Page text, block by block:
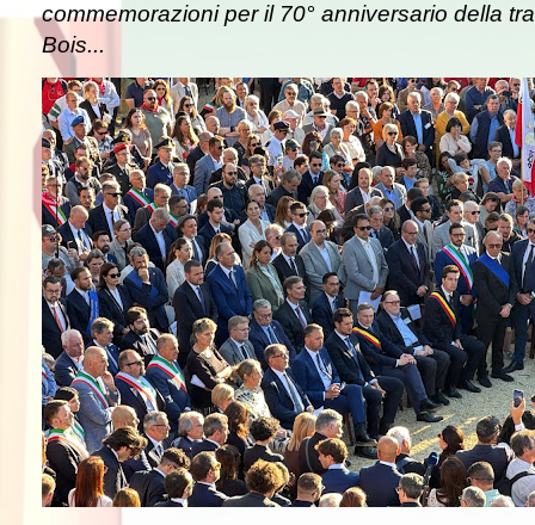
commemorazioni per il 70° anniversario della
Bois...